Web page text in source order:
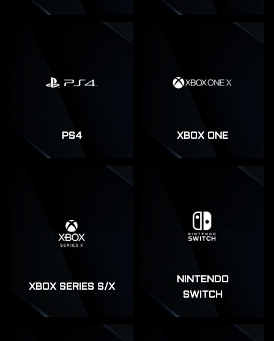
PS4 XBOX ONE
XBOX SERIES S/X
NINTENDO
SWITCH